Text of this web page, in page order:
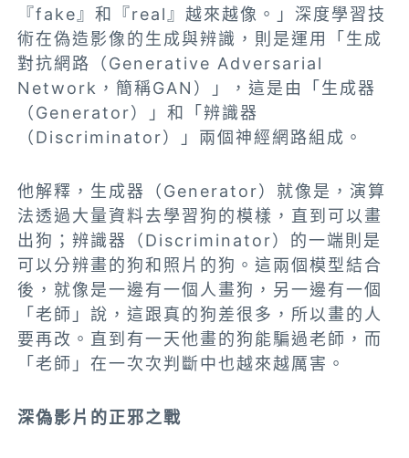
『fake』和『real』越來越像。」深度學習技
術在偽造影像的生成與辨識，則是運用「生成
對抗網路（Generative Adversarial
Network，簡稱GAN）」，這是由「生成器
（Generator）」和「辨識器
（Discriminator）」兩個神經網路組成。
他解釋，生成器（Generator）就像是，演算
法透過大量資料去學習狗的模樣，直到可以畫
出狗；辨識器（Discriminator）的一端則是
可以分辨畫的狗和照片的狗。這兩個模型結合
後，就像是一邊有一個人畫狗，另一邊有一個
「老師」說，這跟真的狗差很多，所以畫的人
要再改。直到有一天他畫的狗能騙過老師，而
「老師」在一次次判斷中也越來越厲害。
深偽影片的正邪之戰